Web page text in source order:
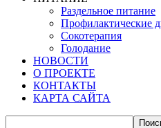
Раздельное питание
Профилактические
Сокотерапия
Голодание
НОВОСТИ
О ПРОЕКТЕ
КОНТАКТЫ
КАРТА САЙТА